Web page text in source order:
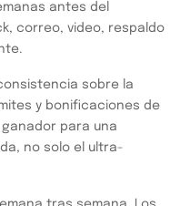
antes del
correo, video, respaldo
sobre la
y bonificaciones de
para una
no solo el ultra-